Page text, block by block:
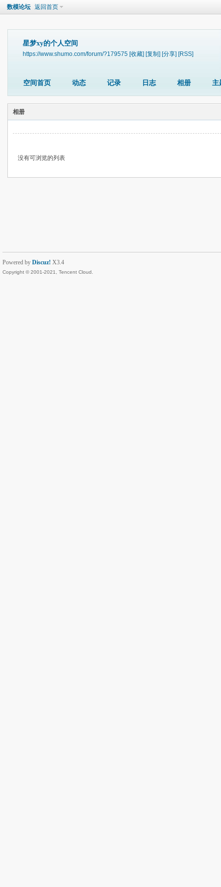
数模论坛 返回首页
星梦xy的个人空间
https://www.shumo.com/forum/?179575 [收藏] [复制] [分享] [RSS]
空间首页 动态 记录 日志 相册 主
相册
没有可浏览的列表
Powered by Discuz! X3.4
Copyright © 2001-2021, Tencent Cloud.